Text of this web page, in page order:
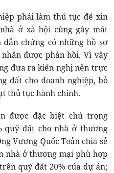
phải làm thủ tục để xin
ở xã hội cũng gây mất
chứng có những hồ sơ
được phản hồi. Vì vậy
đưa ra kiến nghị nên trực
đất cho doanh nghiệp, bỏ
thủ tục hành chính.
được đặc biệt chú trọng
quỹ đất cho nhà ở thương
Vương Quốc Toản chia sẻ
nhà ở thương mại phù hợp
quỹ đất 20% của dự án;